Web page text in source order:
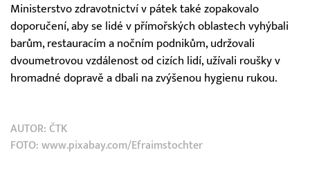
Ministerstvo zdravotnictví v pátek také zopakovalo
doporučení, aby se lidé v přímořských oblastech vyhýbali
barům, restauracím a nočním podnikům, udržovali
dvoumetrovou vzdálenost od cizích lidí, užívali roušky v
hromadné dopravě a dbali na zvýšenou hygienu rukou.
AUTOR: ČTK
FOTO: www.pixabay.com/Efraimstochter